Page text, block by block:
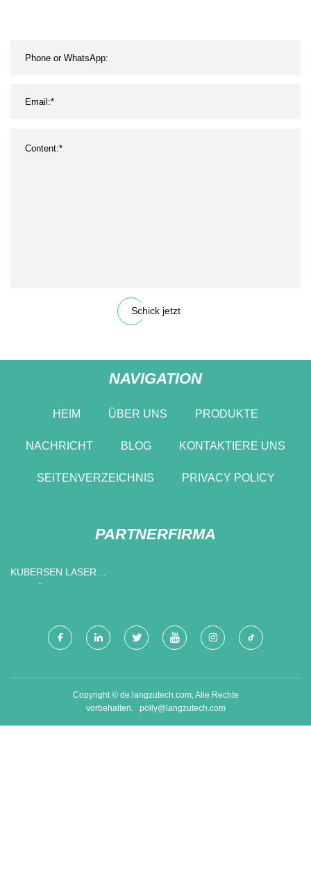
Schick jetzt
NAVIGATION
HEIM ÜBER UNS PRODUKTE
NACHRICHT BLOG KONTAKTIERE UNS
SEITENVERZEICHNIS PRIVACY POLICY
PARTNERFIRMA
KUBERSEN LASER
Copyright © de.langzutech.com, Alle Rechte
vorbehalten. polly@langzutech.com